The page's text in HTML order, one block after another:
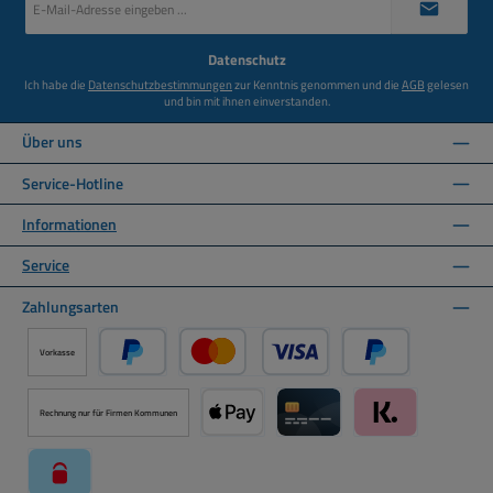
Mail-
Datenschutz
Ich habe die Datenschutzbestimmungenzur Kenntnis genommen und dieAGBgelesen
und bin mit ihnen einverstanden.
Über uns
Service-Hotline
Informationen
Service
Zahlungsarten
Vorkasse
PayPal Kredit- oder Debitkarte über PayPal
Später Bezahlen
Rechnung nur für Firmen Kommunen